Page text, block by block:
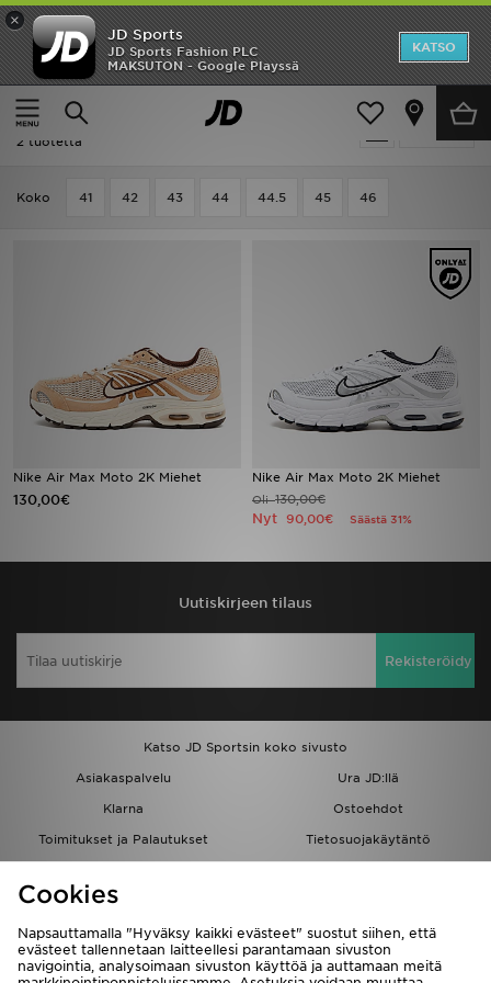
×
JD Sports
JD Sports Fashion PLC
MAKSUTON - Google Playssä
KATSO
Etusivu
Miehet
Suodata
Miehet - Nike Air Max Moto 2K
2 tuotetta
Koko 41 42 43 44 44.5 45 46
Nike Air Max Moto 2K Miehet
130,00€
Nike Air Max Moto 2K Miehet
Oli130,00€
Nyt 90,00€ Säästä 31%
Uutiskirjeen tilaus
Rekisteröidy
Katso JD Sportsin koko sivusto
Asiakaspalvelu
Ura JD:llä
Klarna
Ostoehdot
Toimitukset ja Palautukset
Tietosuojakäytäntö
Löydä myymälä
Kumppanuusohjelma
JD Blog
Etusivu
ALE
Uutuudet
Tuotemerkit
Minun viestini
Asiakaspalvelu ja tietoa
Cookies
Napsauttamalla "Hyväksy kaikki evästeet" suostut siihen, että
evästeet tallennetaan laitteellesi parantamaan sivuston
navigointia, analysoimaan sivuston käyttöä ja auttamaan meitä